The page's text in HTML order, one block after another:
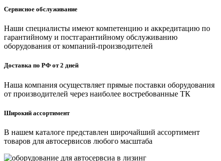
Сервисное обслуживание
Наши специалисты имеют компетенцию и аккредитацию по
гарантийному и постгарантийному обслуживанию
оборудования от компаний-производителей
Доставка по РФ от 2 дней
Наша компания осуществляет прямые поставки оборудования
от производителей через наиболее востребованные ТК
Широкий ассортимент
В нашем каталоге представлен широчайший ассортимент
товаров для автосервисов любого масштаба